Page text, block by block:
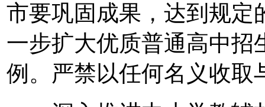
市要巩固成果，达到规定
一步扩大优质普通高中招
例。严禁以任何名义收取